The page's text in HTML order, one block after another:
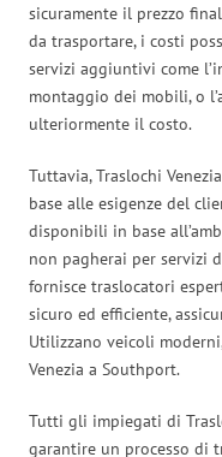
sicuramente il prezzo
da trasportare, i costi
servizi aggiuntivi come
montaggio dei mobili, o
ulteriormente il costo.
Tuttavia, Traslochi
base alle esigenze del
disponibili in base
non pagherai per servizi
fornisce traslocatori
sicuro ed efficiente,
Utilizzano veicoli
Venezia a Southport.
Tutti gli impiegati di
garantire un processo di